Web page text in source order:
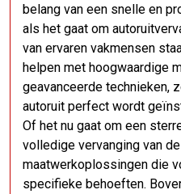
belang van een snelle en
als het gaat om
van ervaren vakmensen
helpen met hoogwaardige
geavanceerde technieken,
autoruit perfect wordt
Of het nu gaat om een
volledige vervanging van
maatwerkoplossingen die
specifieke behoeften.